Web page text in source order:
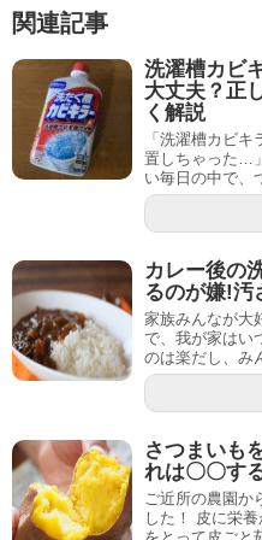
関連記事
洗濯槽カビ
大丈夫？正
く解説
「洗濯槽カビ
置しちゃった…
い毎日の中で、
カレー後の
るのが嫌!汚
家族みんなが大
で、我が家はい
のは楽だし、み
さつまいも
れは〇〇す
ご近所の農園か
した！ 皮に栄